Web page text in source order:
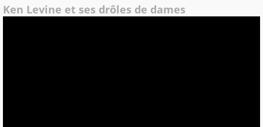
Ken Levine et ses drôles de dames